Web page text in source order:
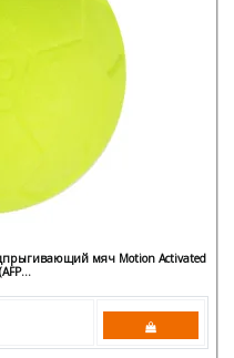
мяч Motion Activated